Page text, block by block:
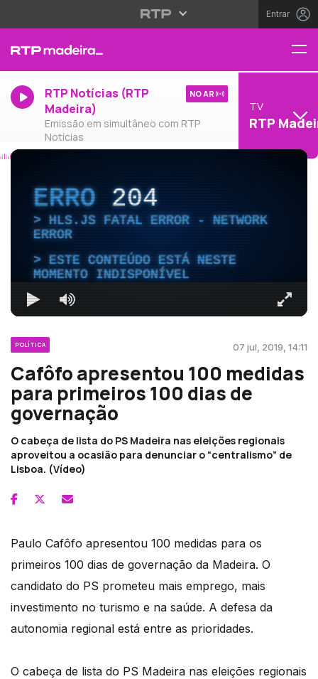
Entrar
RTP Notícias (RTP
Madeira)
Emissão em simultâneo com RTP
Notícias
NO AR
TV
RTP
ERRO204
HLS.JS FATAL ERROR - NETWORK
ERROR
ESTE CONTEÚDO ESTÁ NESTE
MOMENTO INDISPONÍVEL
POLÍTICA 07 jul, 2019, 14:11
Cafôfo apresentou 100 medidas
para primeiros 100 dias de
governação
O cabeça de lista do PS Madeira nas eleições regionais
aproveitou a ocasião para denunciar o “centralismo” de
Lisboa. (Vídeo)
Paulo Cafôfo apresentou 100 medidas para os
primeiros 100 dias de governação da Madeira. O
candidato do PS prometeu mais emprego, mais
investimento no turismo e na saúde. A defesa da
autonomia regional está entre as prioridades.
O cabeça de lista do PS Madeira nas eleições regionais